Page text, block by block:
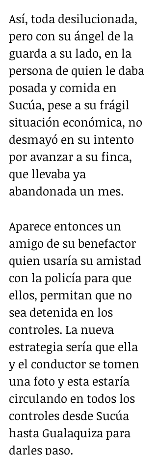
Así, toda desilucionada,
pero con su ángel de la
guarda a su lado, en la
persona de quien le daba
posada y comida en
Sucúa, pese a su frágil
situación económica, no
desmayó en su intento
por avanzar a su finca,
que llevaba ya
abandonada un mes.
Aparece entonces un
amigo de su benefactor
quien usaría su amistad
con la policía para que
ellos, permitan que no
sea detenida en los
controles. La nueva
estrategia sería que ella
y el conductor se tomen
una foto y esta estaría
circulando en todos los
controles desde Sucúa
hasta Gualaquiza para
darles paso.